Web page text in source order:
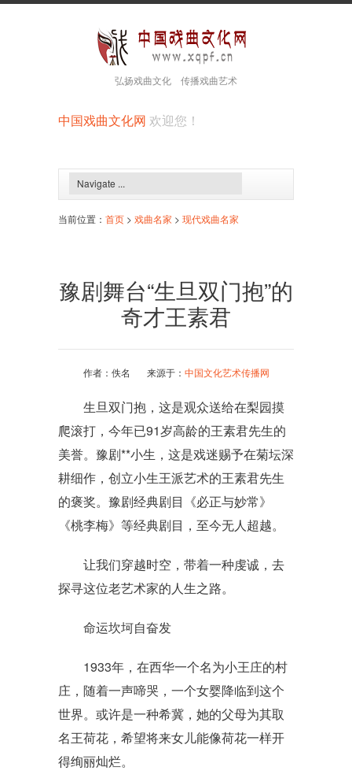
弘扬戏曲文化 传播戏曲艺术
中国戏曲文化网 欢迎您！
当前位置： 首页 > 戏曲名家 > 现代戏曲名家
豫剧舞台“生旦双门抱”的
奇才王素君
作者：佚名 来源于： 中国文化艺术传播网
生旦双门抱，这是观众送给在梨园摸
爬滚打，今年已91岁高龄的王素君先生的
美誉。豫剧**小生，这是戏迷赐予在菊坛深
耕细作，创立小生王派艺术的王素君先生
的褒奖。豫剧经典剧目《必正与妙常》
《桃李梅》等经典剧目，至今无人超越。
让我们穿越时空，带着一种虔诚，去
探寻这位老艺术家的人生之路。
命运坎坷自奋发
1933年，在西华一个名为小王庄的村
庄，随着一声啼哭，一个女婴降临到这个
世界。或许是一种希冀，她的父母为其取
名王荷花，希望将来女儿能像荷花一样开
得绚丽灿烂。